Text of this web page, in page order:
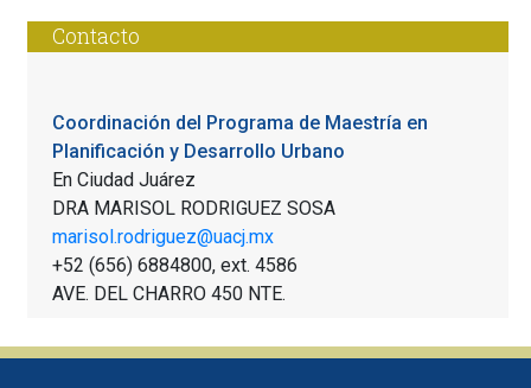
Contacto
Coordinación del Programa de Maestría en
Planificación y Desarrollo Urbano
En Ciudad Juárez
DRA MARISOL RODRIGUEZ SOSA
marisol.rodriguez@uacj.mx
+52 (656) 6884800, ext. 4586
AVE. DEL CHARRO 450 NTE.